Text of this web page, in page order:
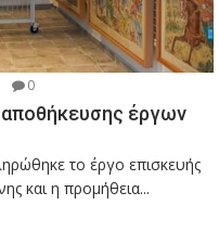
0
έργων
το έργο επισκευής
και η προμήθεια...